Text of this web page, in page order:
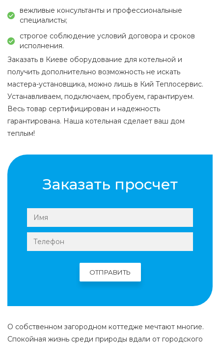
вежливые консультанты и профессиональные
специалисты;
строгое соблюдение условий договора и сроков
исполнения.
Заказать в Киеве оборудование для котельной и
получить дополнительно возможность не искать
мастера-установщика, можно лишь в Кий Теплосервис.
Устанавливаем, подключаем, пробуем, гарантируем.
Весь товар сертифицирован и надежность
гарантирована. Наша котельная сделает ваш дом
теплым!
Заказать просчет
О собственном загородном коттедже мечтают многие.
Спокойная жизнь среди природы вдали от городского